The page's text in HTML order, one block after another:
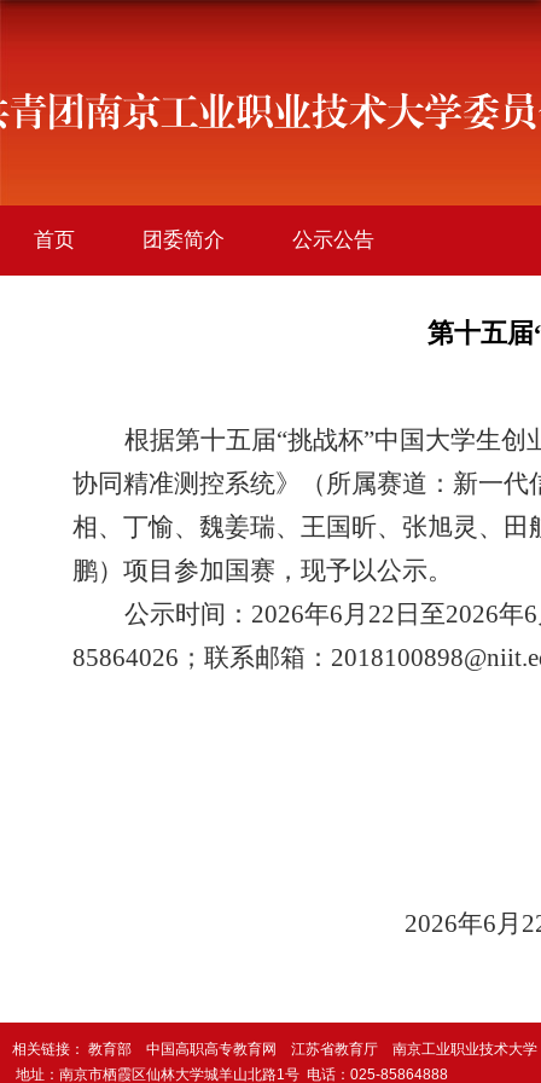
首页 团委简介 公示公告
第十五届
根据第十五届“挑战杯”中国大学生
协同精准测控系统》（所属赛道：新一
相、丁愉、魏姜瑞、王国昕、张旭灵、
鹏）项目参加国赛，现予以公示。
公示时间： 2026年6月 22 日至2026年6
85864026 ；联系邮箱：
2026年6月
相关链接： 教育部 中国高职高专教育网 江苏省教育厅
南京工业职业技术大学
地址：南京市栖霞区仙林大学城羊山北路1号 电话：025-85864888